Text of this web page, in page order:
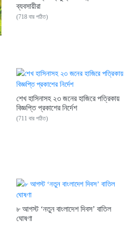
ব্যবসায়ীরা
(718 বার পঠিত)
শেখ হাসিনাসহ ২৩ জনের হাজিরে পত্রিকায়
বিজ্ঞপ্তি প্রকাশের নির্দেশ
(711 বার পঠিত)
৮ আগস্ট ‘নতুন বাংলাদেশ দিবস’ বাতিল
ঘোষণা